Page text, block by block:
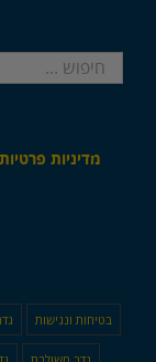
חיפוש...
מדיניות פרטיות
בטיחות ונגישות